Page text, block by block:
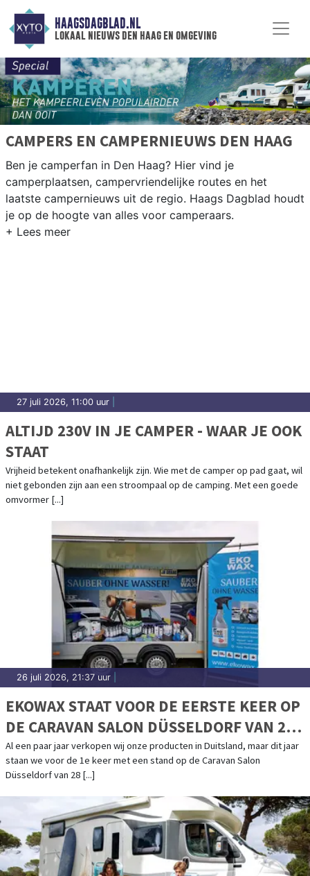
HAAGSDAGBLAD.NL
lokaal nieuws den haag en omgeving
CAMPERS EN CAMPERNIEUWS DEN HAAG
Ben je camperfan in Den Haag? Hier vind je
camperplaatsen, campervriendelijke routes en het
laatste campernieuws uit de regio. Haags Dagblad houdt
je op de hoogte van alles voor camperaars.
27 juli 2026, 11:00 uur
ALTIJD 230V IN JE CAMPER - WAAR JE OOK
STAAT
Vrijheid betekent onafhankelijk zijn. Wie met de camper op pad gaat, wil
niet gebonden zijn aan een stroompaal op de camping. Met een goede
omvormer [...]
26 juli 2026, 21:37 uur
EKOWAX STAAT VOOR DE EERSTE KEER OP
DE CARAVAN SALON DÜSSELDORF VAN 28
AUGUSTUS T/M 6 SEPTEMBER
Al een paar jaar verkopen wij onze producten in Duitsland, maar dit jaar
staan we voor de 1e keer met een stand op de Caravan Salon
Düsseldorf van 28 [...]